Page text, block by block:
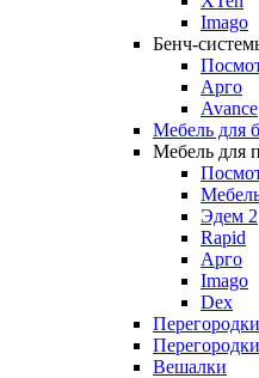
Imago
Бенч-
Арго
Avance
Мебель для
Мебель для
Эдем 2
Rapid
Арго
Imago
Dex
Вешалки